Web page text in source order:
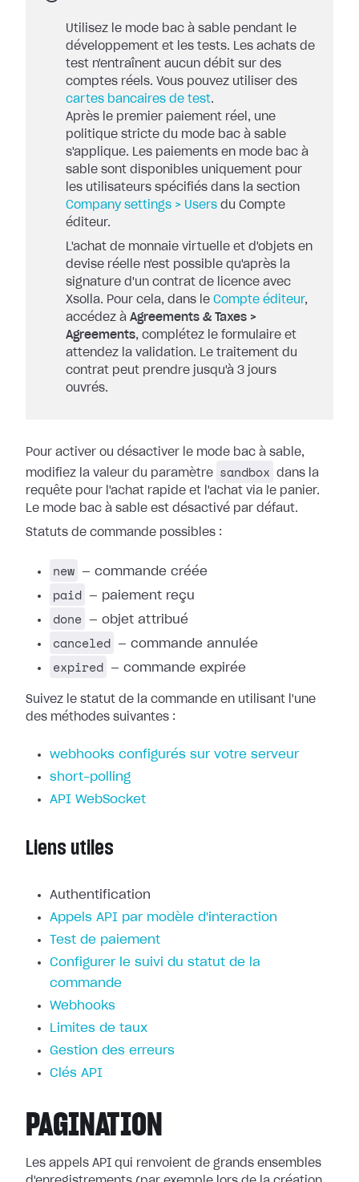
Utilisez le mode bac à sable pendant le
développement et les tests. Les achats de
test n'entraînent aucun débit sur des
comptes réels. Vous pouvez utiliser des
cartes bancaires de test.
Après le premier paiement réel, une
politique stricte du mode bac à sable
s'applique. Les paiements en mode bac à
sable sont disponibles uniquement pour
les utilisateurs spécifiés dans la section
Company settings > Users du Compte
éditeur.
L'achat de monnaie virtuelle et d'objets en
devise réelle n'est possible qu'après la
signature d'un contrat de licence avec
Xsolla. Pour cela, dans le Compte éditeur,
accédez à Agreements & Taxes >
Agreements, complétez le formulaire et
attendez la validation. Le traitement du
contrat peut prendre jusqu'à 3 jours
ouvrés.
Pour activer ou désactiver le mode bac à sable,
modifiez la valeur du paramètre
sandbox
dans la
requête pour l'achat rapide et l'achat via le panier.
Le mode bac à sable est désactivé par défaut.
Statuts de commande possibles :
new — commande créée
paid — paiement reçu
done — objet attribué
canceled — commande annulée
expired — commande expirée
Suivez le statut de la commande en utilisant l'une
des méthodes suivantes :
webhooks configurés sur votre serveur
short-polling
API WebSocket
Liens utiles
Authentification
Appels API par modèle d'interaction
Test de paiement
Configurer le suivi du statut de la
commande
Webhooks
Limites de taux
Gestion des erreurs
Clés API
PAGINATION
Les appels API qui renvoient de grands ensembles